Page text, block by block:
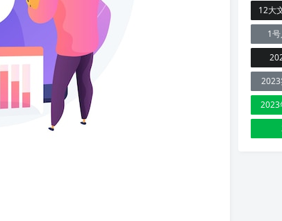
12大
1号
2023